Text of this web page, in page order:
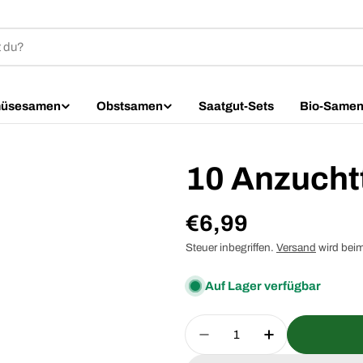
Obstsamen Saatgut-Sets Bio-Samen
10
Regulärer
Preis
€6,99
Steuer inbegriffen. Versand wird
Auf Lager verfügbar
Menge
Menge für 10Menge für